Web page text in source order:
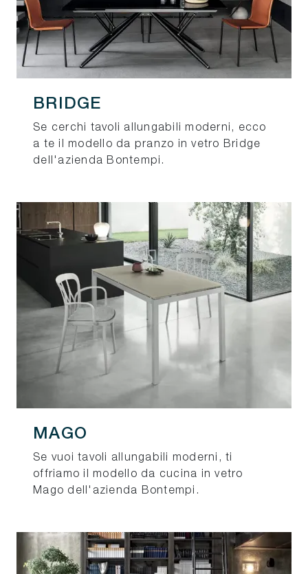
BRIDGE
Se cerchi tavoli allungabili moderni, ecco
a te il modello da pranzo in vetro Bridge
dell'azienda Bontempi.
MAGO
Se vuoi tavoli allungabili moderni, ti
offriamo il modello da cucina in vetro
Mago dell'azienda Bontempi.